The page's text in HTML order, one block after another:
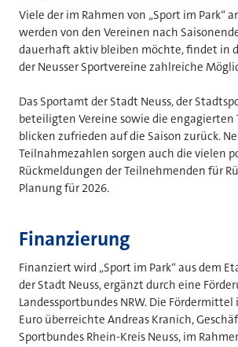
Viele der im Rahmen von „Sport im Park“
werden von den Vereinen nach
dauerhaft aktiv bleiben möchte, findet in
der Neusser Sportvereine zahlreiche
Das Sportamt der Stadt Neuss, der
beteiligten Vereine sowie die engagierten
blicken zufrieden auf die Saison zurück.
Teilnahmezahlen sorgen auch die vielen
Rückmeldungen der Teilnehmenden für
Planung für 2026.
Finanzierung
Finanziert wird „Sport im Park“ aus dem
der Stadt Neuss, ergänzt durch eine
Landessportbundes NRW. Die Fördermittel
Euro überreichte Andreas Kranich,
Sportbundes Rhein-Kreis Neuss, im